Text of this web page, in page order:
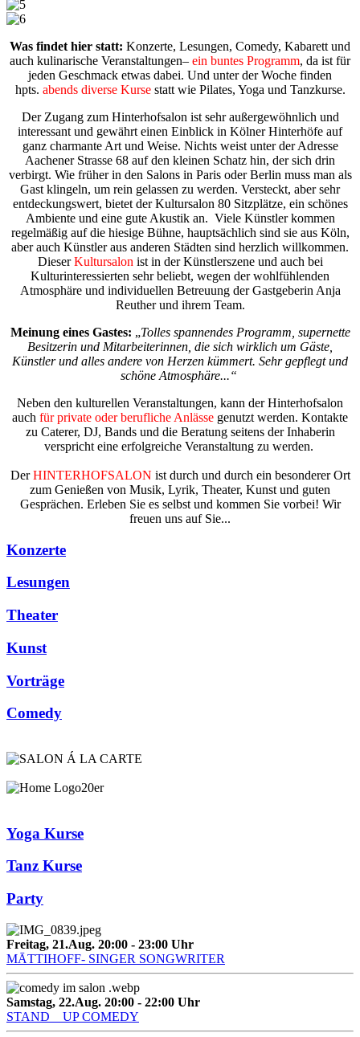
Was findet hier statt: Konzerte, Lesungen, Comedy, Kabarett und
auch kulinarische Veranstaltungen– ein buntes Programm, da ist für
jeden Geschmack etwas dabei. Und unter der Woche finden
hpts. abends diverse Kursestatt wie Pilates, Yoga und Tanzkurse.
Der Zugang zum Hinterhofsalon ist sehr außergewöhnlich und
interessant und gewährt einen Einblick in Kölner Hinterhöfe auf
ganz charmante Art und Weise. Nichts weist unter der Adresse
Aachener Strasse 68 auf den kleinen Schatz hin, der sich drin
verbirgt. Wie früher in den Salons in Paris oder Berlin muss man als
Gast klingeln, um rein gelassen zu werden. Versteckt, aber sehr
entdeckungswert, bietet der Kultursalon 80 Sitzplätze, ein schönes
Ambiente und eine gute Akustik an. Viele Künstler kommen
regelmäßig auf die hiesige Bühne, hauptsächlich sind sie aus Köln,
aber auch Künstler aus anderen Städten sind herzlich willkommen.
DieserKultursalon ist in der Künstlerszene und auch bei
Kulturinteressierten sehr beliebt, wegen der wohlfühlenden
Atmosphäre und individuellen Betreuung der Gastgeberin Anja
Reuther und ihrem Team.
Meinung eines Gastes: „Tolles spannendes Programm, supernette
Besitzerin und Mitarbeiterinnen, die sich wirklich um Gäste,
Künstler und alles andere von Herzen kümmert. Sehr gepflegt und
schöne Atmosphäre...“
Neben den kulturellen Veranstaltungen, kann der Hinterhofsalon
auch für private oder berufliche Anlässe genutzt werden. Kontakte
zu Caterer, DJ, Bands und die Beratung seitens der Inhaberin
verspricht eine erfolgreiche Veranstaltung zu werden.
DerHINTERHOFSALON ist durch und durch ein besonderer Ort
zum Genießen von Musik, Lyrik, Theater, Kunst und guten
Gesprächen. Erleben Sie es selbst und kommen Sie vorbei! Wir
freuen uns auf Sie...
Konzerte
Lesungen
Theater
Kunst
Vorträge
Comedy
Yoga Kurse
Tanz Kurse
Party
Freitag, 21.Aug. 20:00 - 23:00 Uhr
MĀTTIHOFF- SINGER SONGWRITER
Samstag, 22.Aug. 20:00 - 22:00 Uhr
STAND _ UP COMEDY